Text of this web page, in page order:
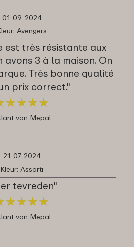
01-09-2024
Avengers
est très résistante aux
avons 3 à la maison. On
Très bonne qualité
prix correct."
★★★★
★★★★
van Mepal
21-07-2024
Kleur: Assorti
tevreden"
★★★★
★★★★
van Mepal